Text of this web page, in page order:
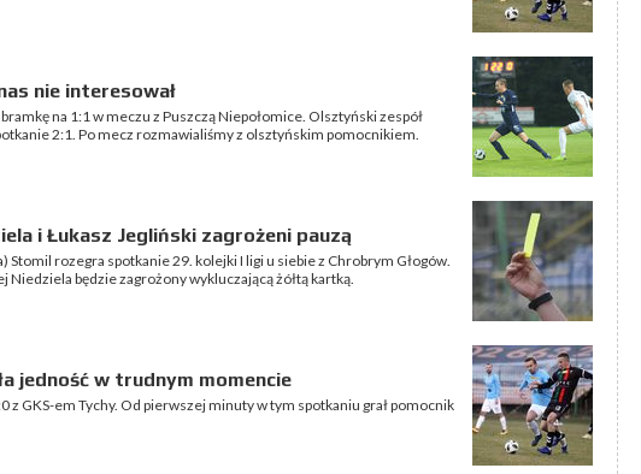
nie interesował
na 1:1 w meczu z Puszczą Niepołomice. Olsztyński zespół
2:1. Po mecz rozmawialiśmy z olsztyńskim pomocnikiem.
i Łukasz Jegliński zagrożeni pauzą
Stomil rozegra spotkanie 29. kolejki I ligi u siebie z Chrobrym Głogów.
Niedziela będzie zagrożony wykluczającą żółtą kartką.
jedność w trudnym momencie
z GKS-em Tychy. Od pierwszej minuty w tym spotkaniu grał pomocnik